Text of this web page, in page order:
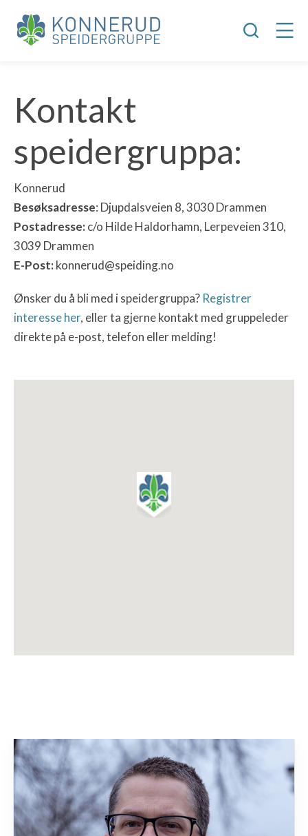
Kontakt
speidergruppa:
Konnerud
Besøksadresse: Djupdalsveien 8, 3030 Drammen
Postadresse:c/o Hilde Haldorhamn, Lerpeveien 310,
3039 Drammen
E-Post:konnerud@speiding.no
Ønsker du å bli med i speidergruppa? Registrer
interesse her, eller ta gjerne kontakt med gruppeleder
direkte på e-post, telefon eller melding!